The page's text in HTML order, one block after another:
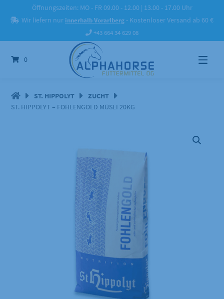
zum
Inhalt
Öffnungszeiten: MO - FR 09.00 - 12.00 | 13.00 - 17.00 Uhr
Wir liefern nur innerhalb Vorarlberg- Kostenloser Versand ab 60 €
+43 664 34 629 08
0
ST. HIPPOLYT
ZUCHT
ST. HIPPOLYT – FOHLENGOLD MÜSLI 20KG